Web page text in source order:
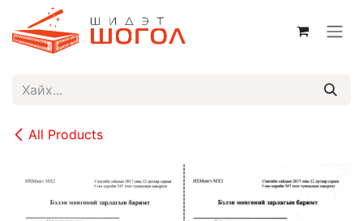
Skip to Content
All Products